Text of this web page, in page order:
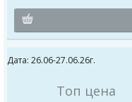
Дата: 26.06-27.06.26г.
Топ цена